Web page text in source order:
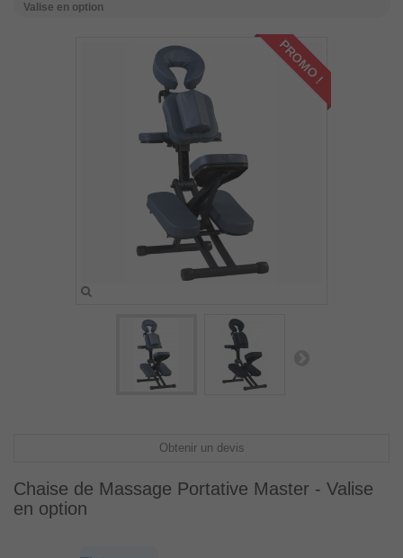
Valise en option
PROMO !
Obtenir un devis
Chaise de Massage Portative Master - Valise
en option